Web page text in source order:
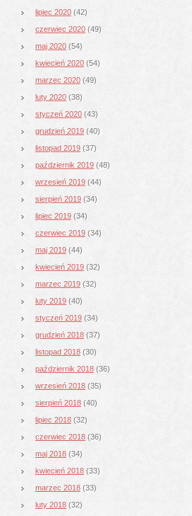
lipiec 2020 (42)
czerwiec 2020 (49)
maj 2020 (54)
kwiecień 2020 (54)
marzec 2020 (49)
luty 2020 (38)
styczeń 2020 (43)
grudzień 2019 (40)
listopad 2019 (37)
październik 2019 (48)
wrzesień 2019 (44)
sierpień 2019 (34)
lipiec 2019 (34)
czerwiec 2019 (34)
maj 2019 (44)
kwiecień 2019 (32)
marzec 2019 (32)
luty 2019 (40)
styczeń 2019 (34)
grudzień 2018 (37)
listopad 2018 (30)
październik 2018 (36)
wrzesień 2018 (35)
sierpień 2018 (40)
lipiec 2018 (32)
czerwiec 2018 (36)
maj 2018 (34)
kwiecień 2018 (33)
marzec 2018 (33)
luty 2018 (32)